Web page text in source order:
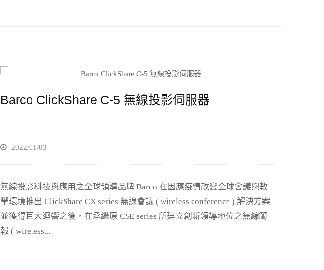
Barco ClickShare C-5 無線投影伺服器
2022/01/03
無線投影科技與應用之全球領導品牌 Barco 在因應疫情改變全球會議與教
學環境推出 ClickShare CX series 無線會議 ( wireless conference ) 解決方案
並獲得巨大迴響之後，在承繼原 CSE series 所建立創新領導地位之無線簡
報 ( wireless...